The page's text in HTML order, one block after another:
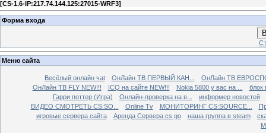
[CS-1.6-IP:217.74.144.125:27015-WRF3]
Форма входа
Меню сайта
Весёлый онлайн чаt ОнЛайн ТВ ПЕРВЫЙ КАН...
ОнЛайн ТВ
ОнЛайн ТВ FLY NEW!!!
ICQ на сайте NEW!!! Nokia 5800 у вас на ...
блок
Гарри поттер (Игра)
Онлайн-проверка на в...
информер новостей
ВИДЕО СМОТРЕТЬ CS:SO...
Online Tv МОНИТОРИНГ CS:SOURCE...
игровые сервера сайта
Аренда Сервера cs go наша группа в steam